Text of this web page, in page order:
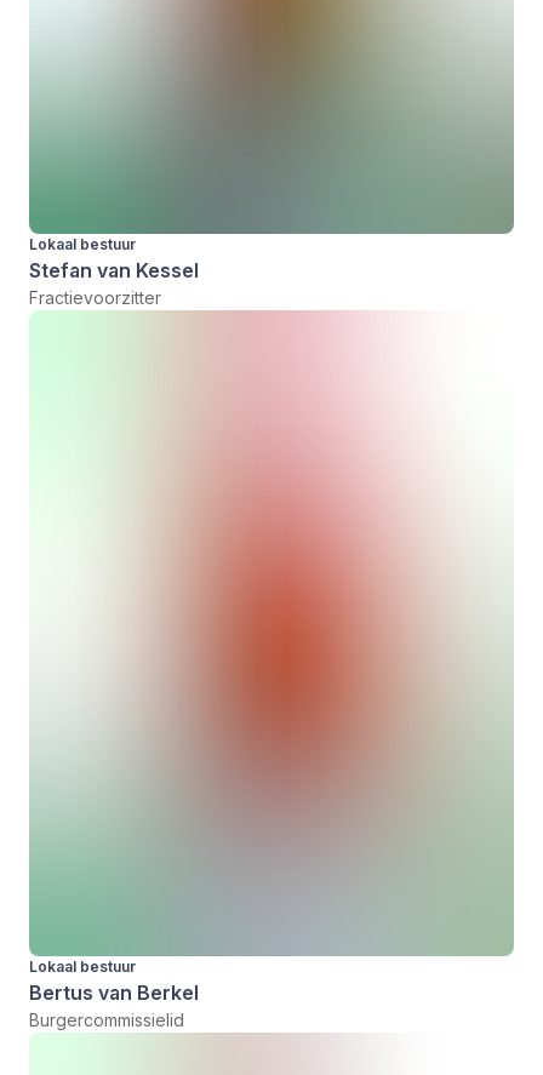
Lokaal bestuur
Stefan van Kessel
Fractievoorzitter
Lokaal bestuur
Bertus van Berkel
Burgercommissielid